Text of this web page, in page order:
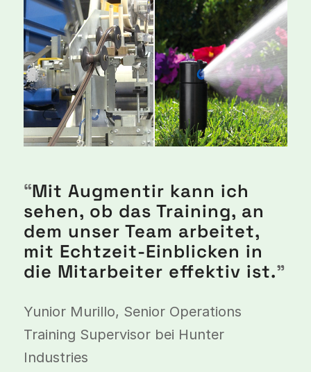
“Mit Augmentir kann ich
sehen, ob das Training, an
dem unser Team arbeitet,
mit Echtzeit-Einblicken in
die Mitarbeiter effektiv ist.”
Yunior Murillo, Senior Operations
Training Supervisor bei Hunter
Industries